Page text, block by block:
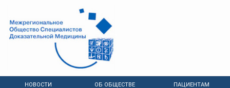
НОВОСТИ ОБ ОБЩЕСТВЕ ПАЦИЕНТАМ